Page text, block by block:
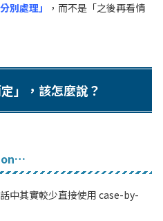
別處理」
，而不是「之後再看情
」，該怎麼說？
on…
中其實較少直接使用 case-by-